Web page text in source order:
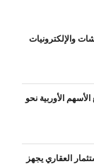
والإلكترونيات
الأوربية نحو
العقاري يجهز